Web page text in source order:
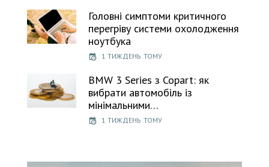
Головні симптоми критичного
перегріву системи охолодження
ноутбука
1 ТИЖДЕНЬ ТОМУ
BMW 3 Series з Copart: як
вибрати автомобіль із
мінімальними…
1 ТИЖДЕНЬ ТОМУ